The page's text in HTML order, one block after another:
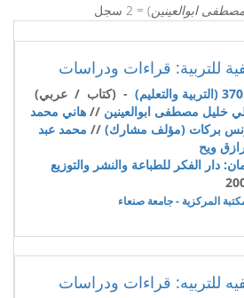
ابوالعينين) = 2 سجل
للتربية: قراءات ودراسات
والتعليم)
- (كتاب / عربي)
خليل مصطفى ابوالعينين // هاني محمد
بركات (مؤلف مشارك) // محمد عبد
ويح
دار الفكر للطباعة والنشر والتوزيع
المركزية - جامعة صنعاء
للتربيه: قراءات ودراسات